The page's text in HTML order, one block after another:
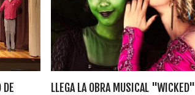
DE
LLEGA LA OBRA MUSICAL "WICKED"